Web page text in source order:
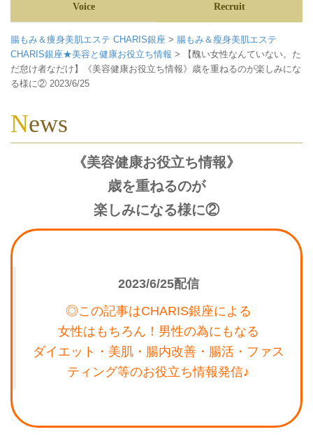
Voice Recruit
腸もみ＆痩身美肌エステ CHARIS銀座 > 腸もみ＆瘦身美肌エステ
CHARIS銀座★美容と健康お役立ち情報 >
【醜い女性なんていない。た
だ怠け者なだけ】《美容健康お役立ち情報》歳を重ねるのが楽しみにな
る様に② 2023/6/25
News
《美容健康お役立ち情報》
歳を重ねるのが
楽しみになる様に②
2023/6/25配信
◎この記事はCHARIS銀座による
女性はもちろん！男性の為にもなる
ダイエット・美肌・腸内改善・腸活・ファス
ティング等のお役立ち情報発信♪